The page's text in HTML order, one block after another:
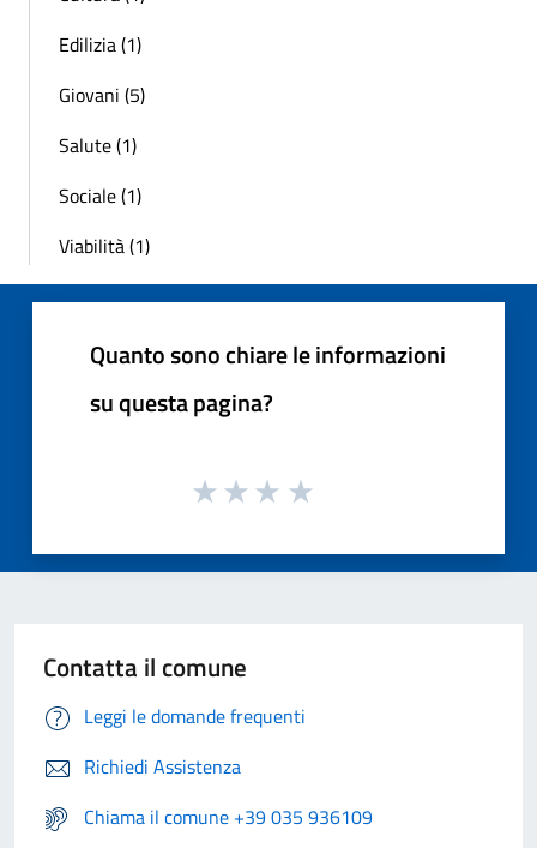
Edilizia (1)
Giovani (5)
Salute (1)
Sociale (1)
Viabilità (1)
Quanto sono chiare le informazioni
su questa pagina?
Contatta il comune
Leggi le domande frequenti
Richiedi Assistenza
Chiama il comune +39 035 936109